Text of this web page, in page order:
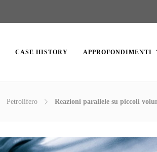
CASE HISTORY APPROFONDIMENTI
Petrolifero Reazioni parallele su piccoli